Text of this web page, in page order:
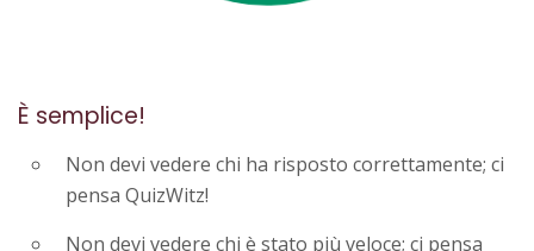
È semplice!
Non devi vedere chi ha risposto correttamente; ci
pensa QuizWitz!
Non devi vedere chi è stato più veloce; ci pensa